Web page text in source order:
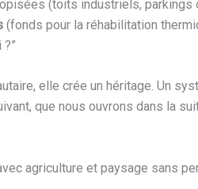
(toits industriels,
(fonds pour la réhabilitation
elle crée un héritage. Un
que nous ouvrons dans la
agriculture et paysage sans